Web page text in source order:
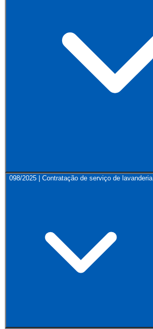
098/2025 | Contratação de serviço de lavanderia